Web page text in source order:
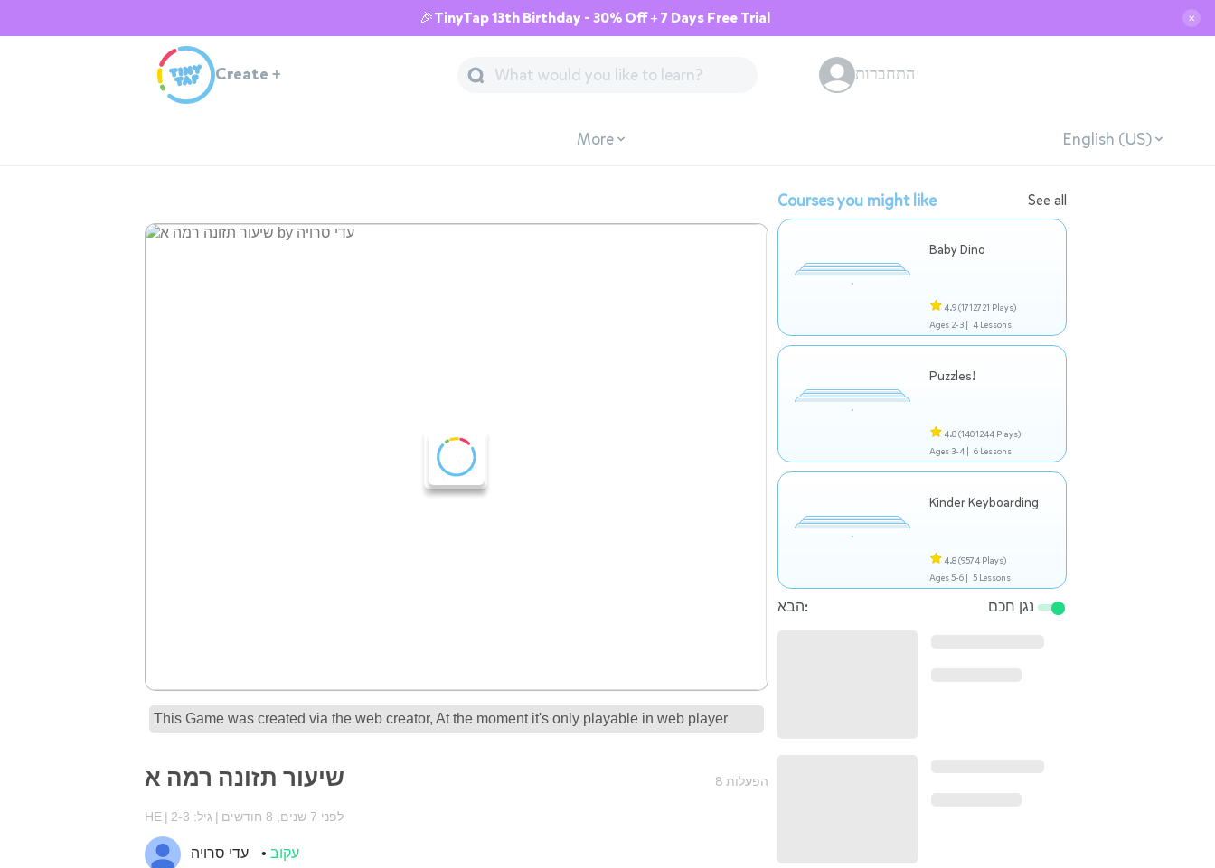
🎉TinyTap 13th Birthday - 30% Off + 7 Days Free Trial ✕
Create + התחברות
More English (US)
This Game was created via the web creator, At the moment it's only playable in web player
שיעור תזונה רמה א 8 הפעלות
HE גיל: 2-3 לפני 7 שנים, 8 חודשים
עקוב
Courses you might like See all
Baby Dino
4.9(1712721 Plays)
Ages 2-3 | 4 Lessons
Puzzles!
4.8(1401244 Plays)
Ages 3-4 | 6 Lessons
Kinder Keyboarding
4.8(9574 Plays)
Ages 5-6 | 5 Lessons
הבא: